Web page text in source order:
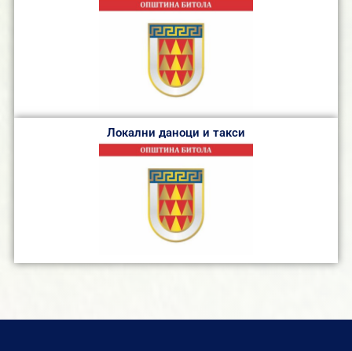
Локални даноци и такси